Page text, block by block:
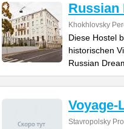
Russian
Khokhlovsky
Diese Hostel
historischen
Russian
Voyage-
Stavropolsky